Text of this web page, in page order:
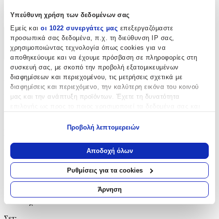
Υπεύθυνη χρήση των δεδομένων σας
Εμείς και οι 1022 συνεργάτες μας επεξεργαζόμαστε
προσωπικά σας δεδομένα, π.χ. τη διεύθυνση IP σας,
χρησιμοποιώντας τεχνολογία όπως cookies για να
αποθηκεύουμε και να έχουμε πρόσβαση σε πληροφορίες στη
συσκευή σας, με σκοπό την προβολή εξατομικευμένων
διαφημίσεων και περιεχομένου, τις μετρήσεις σχετικά με
διαφημίσεις και περιεχόμενο, την καλύτερη εικόνα του κοινού
μας και την ανάπτυξη προϊόντων. Έχετε τη δυνατότητα
Να συλλέξουμε πληροφορίες σχετικά με τη γεωγραφική
σας τοποθεσία, οι οποίες μπορεί να είναι ακριβείς σε
απόσταση μερικών μέτρων
Να αναγνωρίσουμε τη συσκευή σας σαρώνοντας ενεργά
για συγκεκριμένα χαρακτηριστικά (δακτυλικό αποτύπωμα)
Μάθετε περισσότερα σχετικά με τον τρόπο επεξεργασίας των
προσωπικών σας δεδομένων και καθορίστε τις προτιμήσεις σας
στην
Προβολή λεπτομερειών
Αποδοχή όλων
Ρυθμίσεις για τα cookies
Άρνηση
Όχι
Χαρακτηριστικά
+
Χαρακτηριστικά
Κατασκευαστής:
Scans
Βασικά Χαρακτηριστικά
Επιχρυσωμένα